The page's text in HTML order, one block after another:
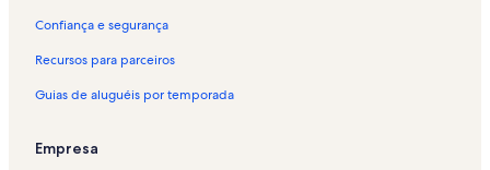
Confiança e segurança
Recursos para parceiros
Guias de aluguéis por temporada
Empresa